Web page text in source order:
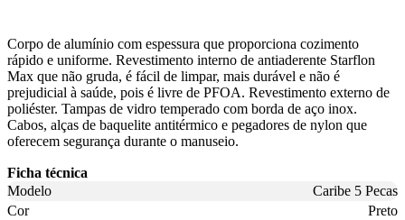
Corpo de alumínio com espessura que proporciona cozimento
rápido e uniforme. Revestimento interno de antiaderente Starflon
Max que não gruda, é fácil de limpar, mais durável e não é
prejudicial à saúde, pois é livre de PFOA. Revestimento externo de
poliéster. Tampas de vidro temperado com borda de aço inox.
Cabos, alças de baquelite antitérmico e pegadores de nylon que
oferecem segurança durante o manuseio.
Ficha técnica
Modelo
Caribe 5 Pecas
Cor
Preto